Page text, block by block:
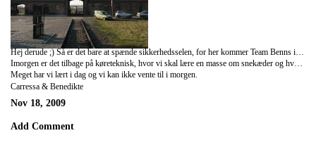
Hej derude ;) Så er det bare at spænde sikkerhedsselen, for her kommer Team Benns i høj fart. En hel dag er nu brugt på Køretekniskanlæg RingDjursland, og vi har været rigtig gode. Der blev trænet både på vådt og tørt underlag, herunder katastrofe opbremsning, undvigelsesmanøvre, rødt og grønt lys, betydningen af hastighed og mørke kørsel. Vi kørte pige/dreng, der var spænding i biler og adrenalinen kørte på højtryk. Efter en hård dags arbejde stod det på super lækkert aftensmad på hotellet. Aftenen står nu på svømning, efterfulgt at en spændende landskamp (DK vs. USA).
Imorgen er det tilbage på køreteknisk, hvor vi skal lære en masse om snekæder og hvad betydningen "At få olie på fingerne" rigtigt betyder.
Meget har vi lært i dag og vi kan ikke vente til i morgen.
Carressa & Benedikte
Nov 18, 2009
Add Comment